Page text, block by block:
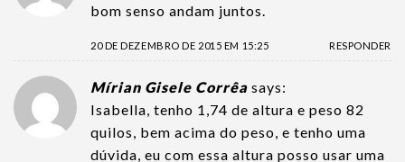
bom senso andam juntos.
20 DE DEZEMBRO DE 2015 EM 15:25 RESPONDER
Mírian Gisele Corrêa says:
Isabella, tenho 1,74 de altura e peso 82
quilos, bem acima do peso, e tenho uma
dúvida, eu com essa altura posso usar uma